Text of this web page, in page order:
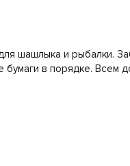
шашлыка и рыбалки.
в порядке. Всем